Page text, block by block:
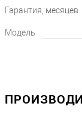
Гарантия, месяцев
Модель